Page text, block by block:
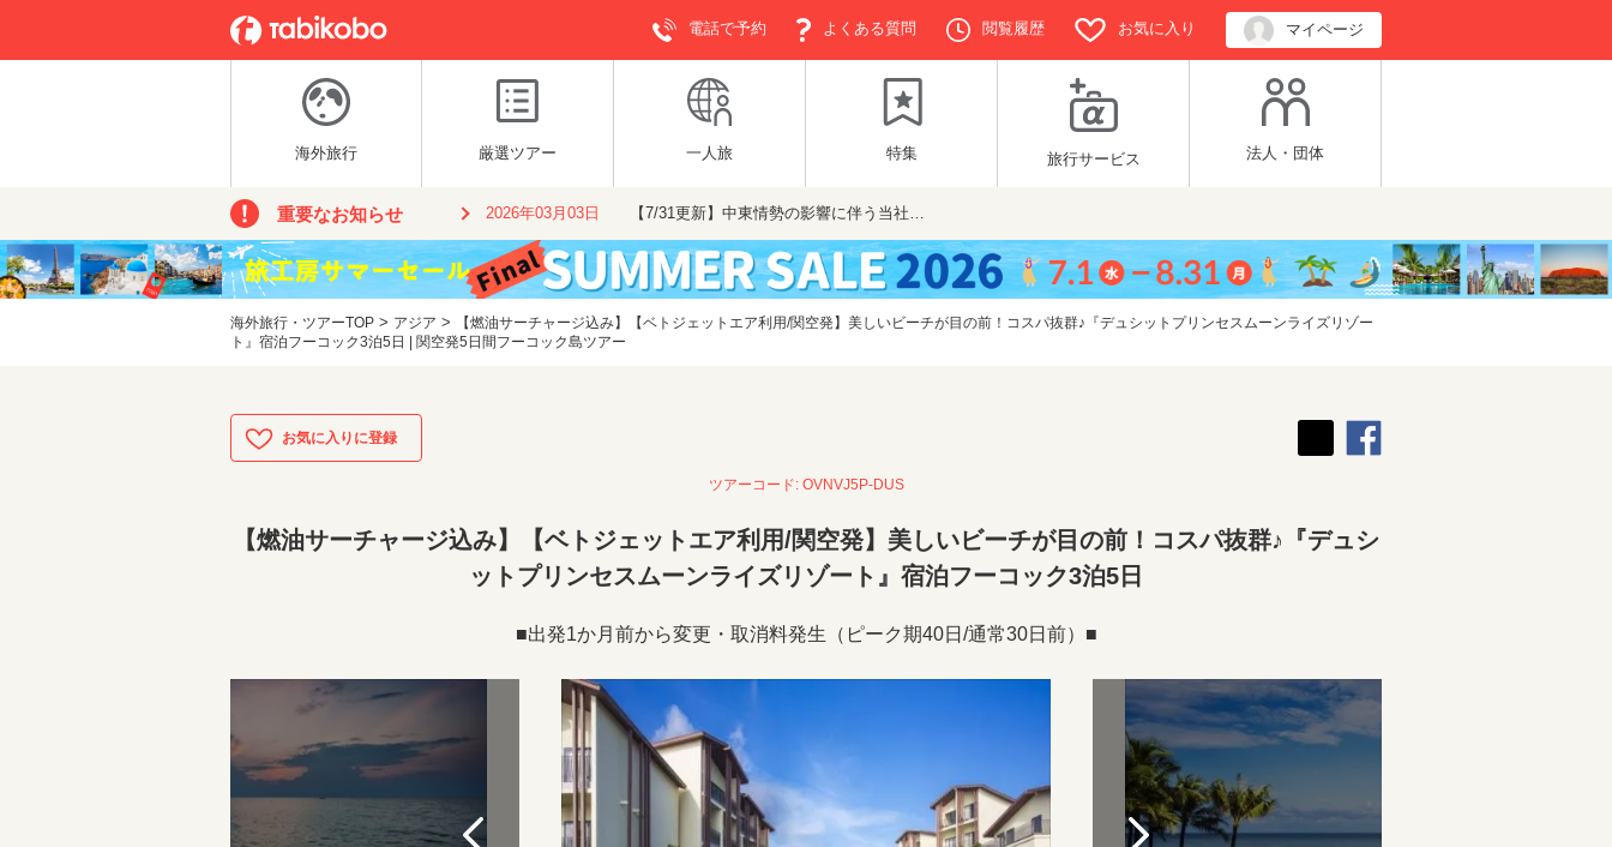
電話で予約 よくある質問 閲覧履歴 お気に入り マイページ
海外旅行 厳選ツアー 一人旅 特集 旅行サービス 法人・団体
重要なお知らせ 2026年03月03日 【7/31更新】中東情勢の影響に伴う当社…
海外旅行・ツアーTOP > アジア >
【燃油サーチャージ込み】【ベトジェットエア利用/関空発】美しいビーチが目の前！コスパ抜群♪『デュシットプリンセスムーンライズリゾー
ト』宿泊フーコック3泊5日 | 関空発5日間フーコック島ツアー
ツアーコード: OVNVJ5P-DUS
【燃油サーチャージ込み】【ベトジェットエア利用/関空発】美しいビーチが目の前！コスパ抜群♪『デュシ
ットプリンセスムーンライズリゾート』宿泊フーコック3泊5日
■出発1か月前から変更・取消料発生（ピーク期40日/通常30日前）■